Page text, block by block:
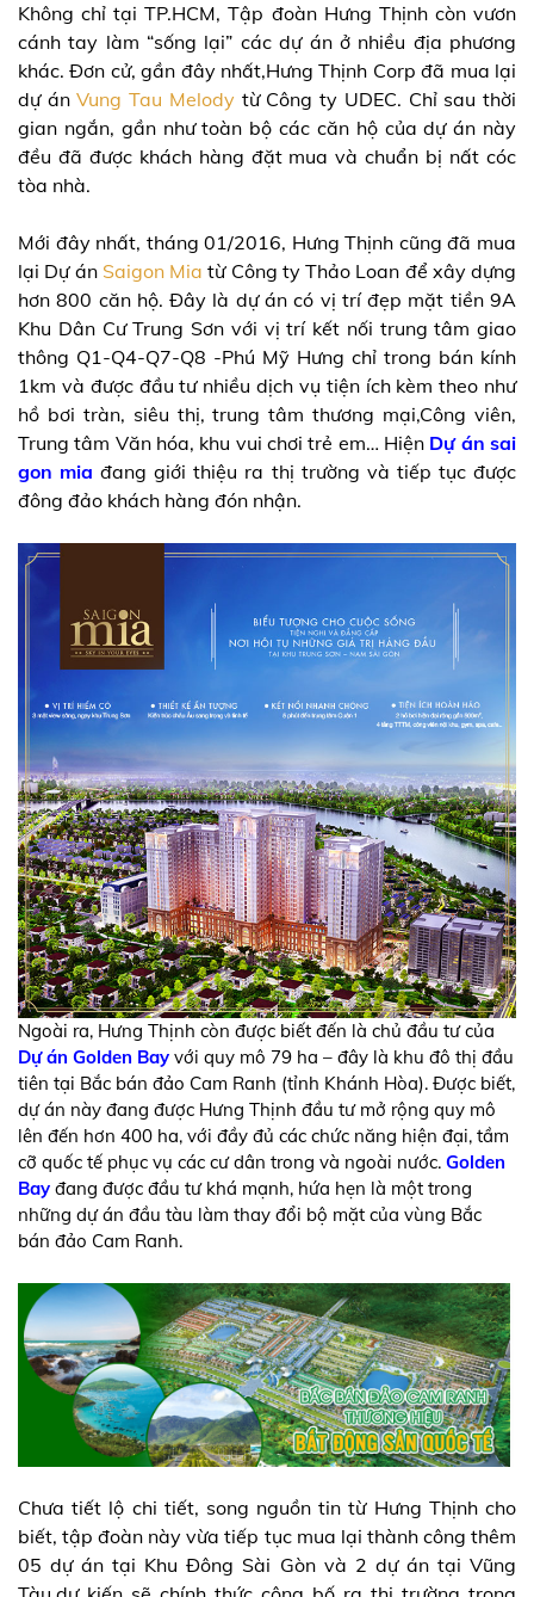
Không chỉ tại TP.HCM, Tập đoàn Hưng Thịnh còn vươn
cánh tay làm “sống lại” các dự án ở nhiều địa phương
khác. Đơn cử, gần đây nhất,Hưng Thịnh Corp đã mua lại
dự ánVung Tau Melody từ Công ty UDEC. Chỉ sau thời
gian ngắn, gần như toàn bộ các căn hộ của dự án này
đều đã được khách hàng đặt mua và chuẩn bị nất cóc
tòa nhà.
Mới đây nhất, tháng 01/2016, Hưng Thịnh cũng đã mua
lại Dự án Saigon Miatừ Công ty Thảo Loan để xây dựng
hơn 800 căn hộ. Đây là dự án có vị trí đẹp mặt tiền 9A
Khu Dân Cư Trung Sơn với vị trí kết nối trung tâm giao
thông Q1-Q4-Q7-Q8 -Phú Mỹ Hưng chỉ trong bán kính
1km và được đầu tư nhiều dịch vụ tiện ích kèm theo như
hồ bơi tràn, siêu thị, trung tâm thương mại,Công viên,
Trung tâm Văn hóa, khu vui chơi trẻ em… Hiện Dự án sai
gon miađang giới thiệu ra thị trường và tiếp tục được
đông đảo khách hàng đón nhận.
Ngoài ra, Hưng Thịnh còn được biết đến là chủ đầu tư của
Dự án Golden Bay với quy mô 79 ha – đây là khu đô thị đầu
tiên tại Bắc bán đảo Cam Ranh (tỉnh Khánh Hòa). Được biết,
dự án này đang được Hưng Thịnh đầu tư mở rộng quy mô
lên đến hơn 400 ha, với đầy đủ các chức năng hiện đại, tầm
cỡ quốc tế phục vụ các cư dân trong và ngoài nước. Golden
Bay đang được đầu tư khá mạnh, hứa hẹn là một trong
những dự án đầu tàu làm thay đổi bộ mặt của vùng Bắc
bán đảo Cam Ranh.
Chưa tiết lộ chi tiết, song nguồn tin từ Hưng Thịnh cho
biết, tập đoàn này vừa tiếp tục mua lại thành công thêm
05 dự án tại Khu Đông Sài Gòn và 2 dự án tại Vũng